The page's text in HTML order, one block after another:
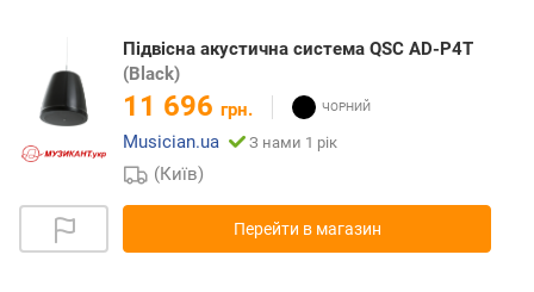
Підвісна акустична система QSC AD-P4T
(Black)
11 696 грн.
Musician.ua
З нами 1 рік
(Київ)
Перейти в магазин